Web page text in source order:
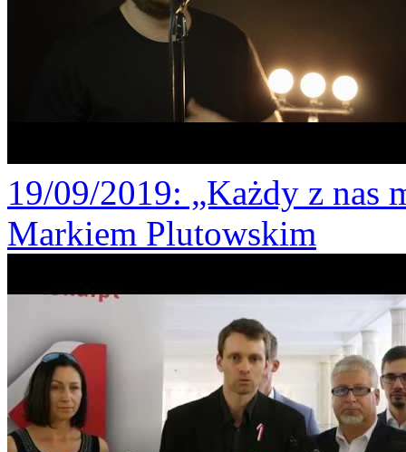
19/09/2019: „Każdy z nas
Markiem Plutowskim